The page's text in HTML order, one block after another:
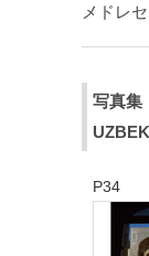
メドレ
写真集
P34